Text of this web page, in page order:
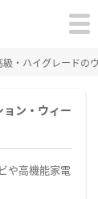
級・ハイグレードの
ン・ウィー
や高機能家電